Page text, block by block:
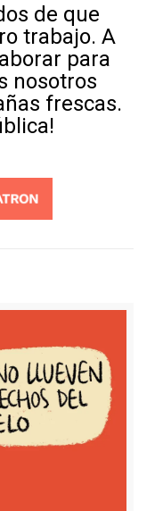
de que
trabajo. A
para
nosotros
frescas.